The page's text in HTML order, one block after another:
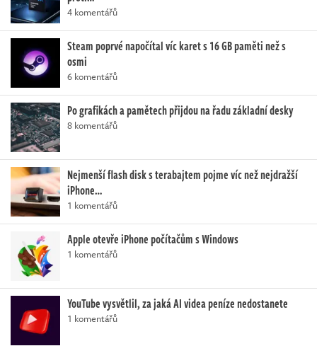
4 komentářů
Steam poprvé napočítal víc karet s 16 GB paměti než s
osmi
6 komentářů
Po grafikách a pamětech přijdou na řadu základní desky
8 komentářů
Nejmenší flash disk s terabajtem pojme víc než nejdražší
iPhone…
1 komentářů
Apple otevře iPhone počítačům s Windows
1 komentářů
YouTube vysvětlil, za jaká AI videa peníze nedostanete
1 komentářů